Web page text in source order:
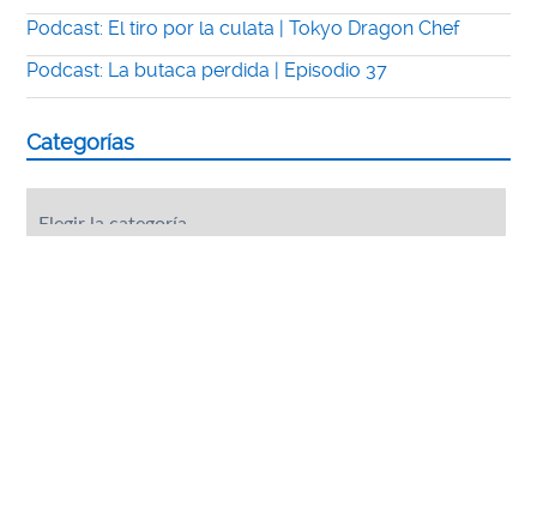
Podcast: El tiro por la culata | Tokyo Dragon Chef
Podcast: La butaca perdida | Episodio 37
Categorías